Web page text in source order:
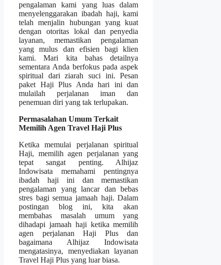
pengalaman kami yang luas dalam
menyelenggarakan ibadah haji, kami
telah menjalin hubungan yang kuat
dengan otoritas lokal dan penyedia
layanan, memastikan pengalaman
yang mulus dan efisien bagi klien
kami.Mari kita bahas detailnya
sementara Anda berfokus pada aspek
spiritual dari ziarah suci ini. Pesan
paket Haji Plus Anda hari ini dan
mulailah perjalanan iman dan
penemuan diri yang tak terlupakan.
Permasalahan Umum Terkait
Memilih Agen Travel Haji Plus
Ketika memulai perjalanan spiritual
Haji, memilih agen perjalanan yang
tepat sangat penting. Alhijaz
Indowisata memahami pentingnya
ibadah haji ini dan memastikan
pengalaman yang lancar dan bebas
stres bagi semua jamaah haji. Dalam
postingan blog ini, kita akan
membahas masalah umum yang
dihadapi jamaah haji ketika memilih
agen perjalanan Haji Plus dan
bagaimana Alhijaz Indowisata
mengatasinya, menyediakan layanan
Travel Haji Plus yang luar biasa.